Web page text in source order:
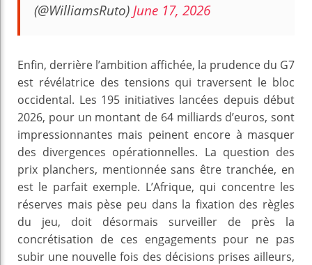
(@WilliamsRuto) June 17, 2026
Enfin, derrière l’ambition affichée, la prudence du G7
est révélatrice des tensions qui traversent le bloc
occidental. Les 195 initiatives lancées depuis début
2026, pour un montant de 64 milliards d’euros, sont
impressionnantes mais peinent encore à masquer
des divergences opérationnelles. La question des
prix planchers, mentionnée sans être tranchée, en
est le parfait exemple. L’Afrique, qui concentre les
réserves mais pèse peu dans la fixation des règles
du jeu, doit désormais surveiller de près la
concrétisation de ces engagements pour ne pas
subir une nouvelle fois des décisions prises ailleurs,